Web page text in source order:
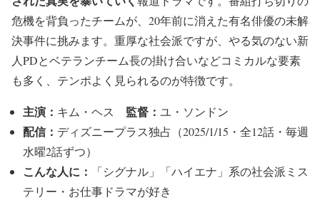
危機を背負ったチームが、20年前に消えた有名俳優の未解
決事件に挑みます。重厚な社会派ですが、やる気のない新
人PDとベテランチーム長の掛け合いなどコミカルな要素
も多く、テンポよく見られるのが特徴です。
主演： キム・ヘス 監督： ユ・ソンドン
配信： ディズニープラス独占（2025/1/15・全12話・毎週
水曜2話ずつ）
こんな人に：
「シグナル」「ハイエナ」系の社会派ミス
テリー・お仕事ドラマが好き